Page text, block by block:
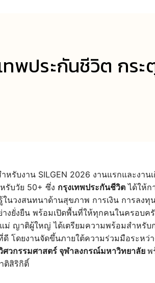
ทพประกันชีวิต กร
หรับงาน SILGEN 2026 งานแรกและงา
รับวัย 50+ ซึ่ง กรุงเทพประกันชีวิต ได้ให้ก
ในวงสนทนาด้านสุขภาพ การเงิน การลง
างยั่งยืน พร้อมเปิดพื้นที่ให้ทุกคนในครอบค
ม่ ญาติผู้ใหญ่ ได้เตรียมความพร้อมสำหรั
โดยงานจัดขึ้นภายใต้ความร่วมมือระหว่า
วกรรมศาสตร์ จุฬาลงกรณ์มหาวิทยาลัย พ
ติสิริกิติ์